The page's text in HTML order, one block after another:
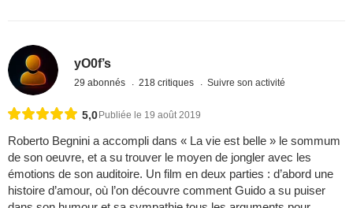
yO0f’s
29 abonnés 218 critiques Suivre son activité
5,0 Publiée le 19 août 2019
Roberto Begnini a accompli dans « La vie est belle » le sommum
de son oeuvre, et a su trouver le moyen de jongler avec les
émotions de son auditoire. Un film en deux parties : d’abord une
histoire d’amour, où l’on découvre comment Guido a su puiser